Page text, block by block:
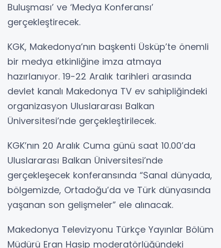
Buluşması’ ve ‘Medya Konferansı’
gerçekleştirecek.
KGK, Makedonya’nın başkenti Üsküp’te önemli
bir medya etkinliğine imza atmaya
hazırlanıyor. 19-22 Aralık tarihleri arasında
devlet kanalı Makedonya TV ev sahipliğindeki
organizasyon Uluslararası Balkan
Üniversitesi’nde gerçekleştirilecek.
KGK’nın 20 Aralık Cuma günü saat 10.00’da
Uluslararası Balkan Üniversitesi’nde
gerçekleşecek konferansında “Sanal dünyada,
bölgemizde, Ortadoğu’da ve Türk dünyasında
yaşanan son gelişmeler” ele alınacak.
Makedonya Televizyonu Türkçe Yayınlar Bölüm
Müdürü Eran Hasip moderatörlüğündeki